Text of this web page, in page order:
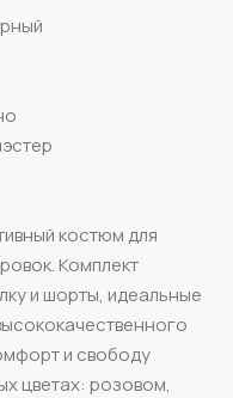
костюм для
Комплект
и шорты, идеальные
и свободу
цветах: розовом,